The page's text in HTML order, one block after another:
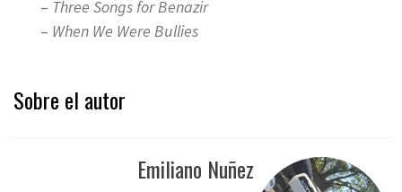
– Three Songs for Benazir
– When We Were Bullies
Sobre el autor
Emiliano Nuñez